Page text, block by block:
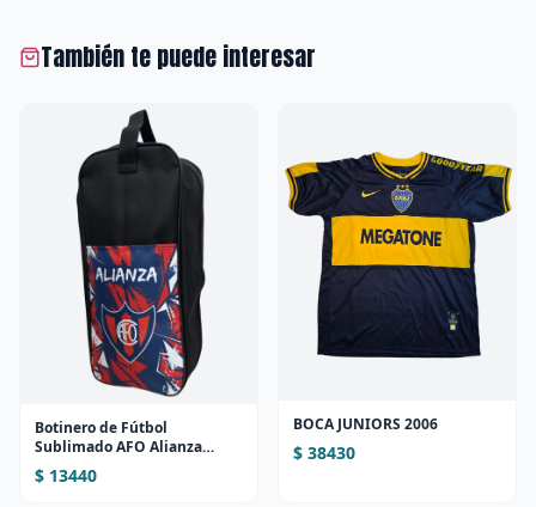
También te puede interesar
Botinero de Fútbol
Sublimado AFO Alianza
(Diseño 1)
$ 13440
BOCA JUNIORS 2006
$ 38430